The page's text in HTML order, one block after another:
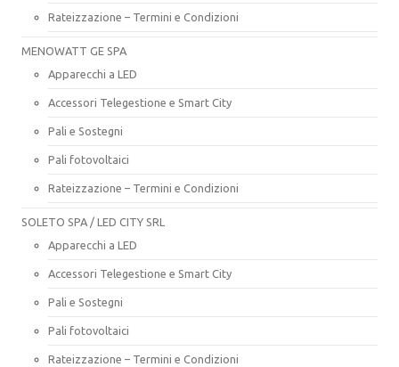
Rateizzazione – Termini e Condizioni
MENOWATT GE SPA
Apparecchi a LED
Accessori Telegestione e Smart City
Pali e Sostegni
Pali fotovoltaici
Rateizzazione – Termini e Condizioni
SOLETO SPA / LED CITY SRL
Apparecchi a LED
Accessori Telegestione e Smart City
Pali e Sostegni
Pali fotovoltaici
Rateizzazione – Termini e Condizioni